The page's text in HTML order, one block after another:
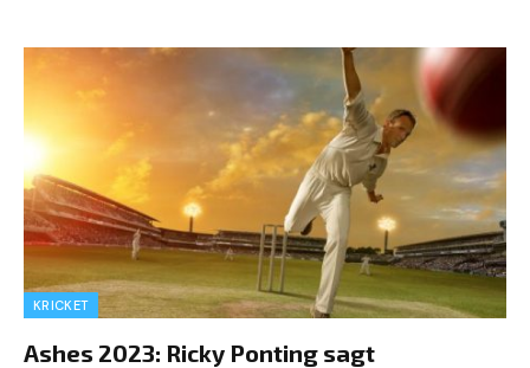
KRICKET
Ashes 2023: Ricky Ponting sagt